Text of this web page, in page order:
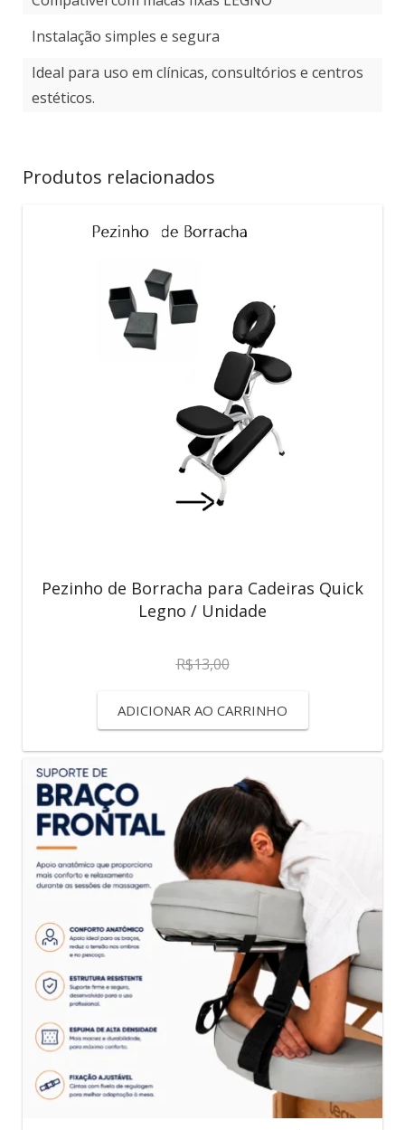
Instalação simples e segura
Ideal para uso em clínicas, consultórios e centros
estéticos.
Produtos relacionados
Pezinho de Borracha para Cadeiras Quick
Legno / Unidade
R$13,00
ADICIONAR AO CARRINHO